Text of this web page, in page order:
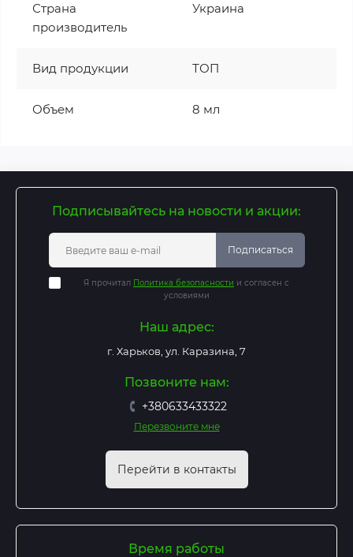
Страна
производитель
Украина
Вид продукции ТОП
Объем 8 мл
Подписывайтесь на новости и акции:
Подписаться
Я прочитал Политика безопасности и согласен с
условиями
Наш адрес:
г. Харьков, ул. Каразина, 7
Позвоните нам:
+380633433322
Перезвоните мне
Перейти в контакты
Время работы